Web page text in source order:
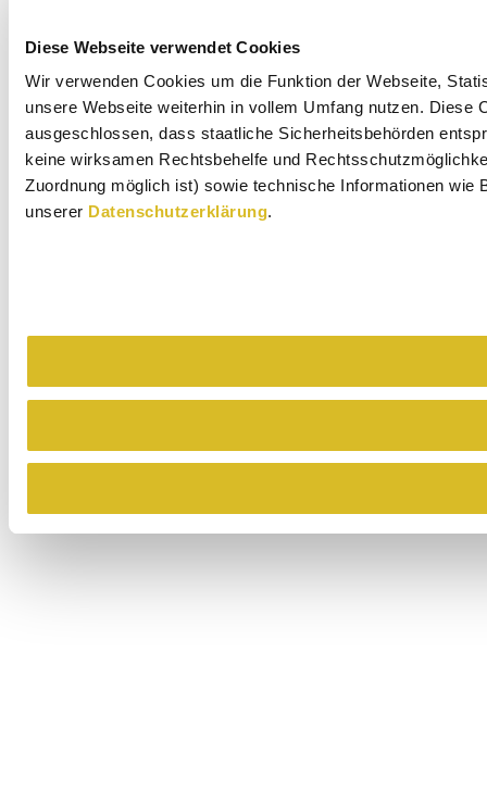
Diese Webseite verwendet Cookies
Wir verwenden Cookies um die Funktion der Webseite,
unsere Webseite weiterhin in vollem Umfang nutzen.
ausgeschlossen, dass staatliche Sicherheitsbehörden
keine wirksamen Rechtsbehelfe und
Zuordnung möglich ist) sowie technische Informationen wie
unserer Datenschutzerklärung.